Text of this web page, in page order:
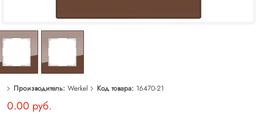
Производитель: Werkel Код товара: 16470-21
0.00 руб.